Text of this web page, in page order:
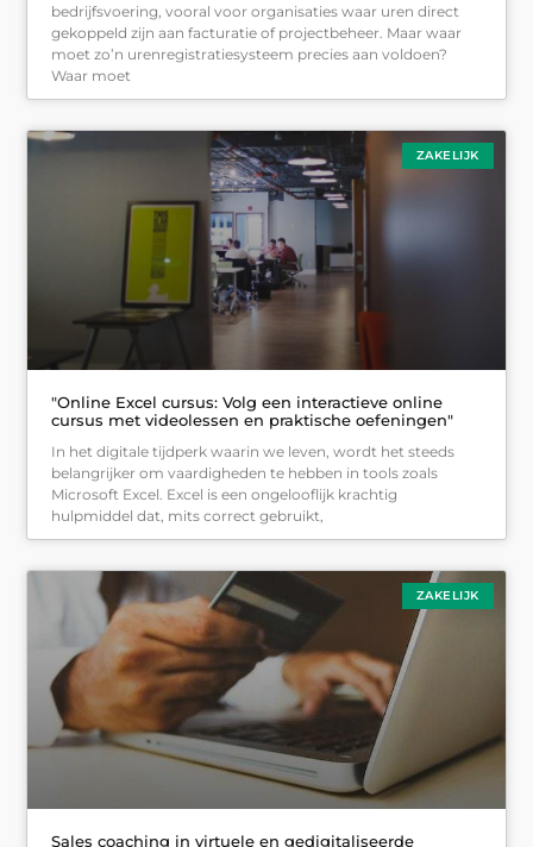
bedrijfsvoering, vooral voor organisaties waar uren direct
gekoppeld zijn aan facturatie of projectbeheer. Maar waar
moet zo’n urenregistratiesysteem precies aan voldoen?
Waar moet
ZAKELIJK
"Online Excel cursus: Volg een interactieve online
cursus met videolessen en praktische oefeningen"
In het digitale tijdperk waarin we leven, wordt het steeds
belangrijker om vaardigheden te hebben in tools zoals
Microsoft Excel. Excel is een ongelooflijk krachtig
hulpmiddel dat, mits correct gebruikt,
ZAKELIJK
Sales coaching in virtuele en gedigitaliseerde